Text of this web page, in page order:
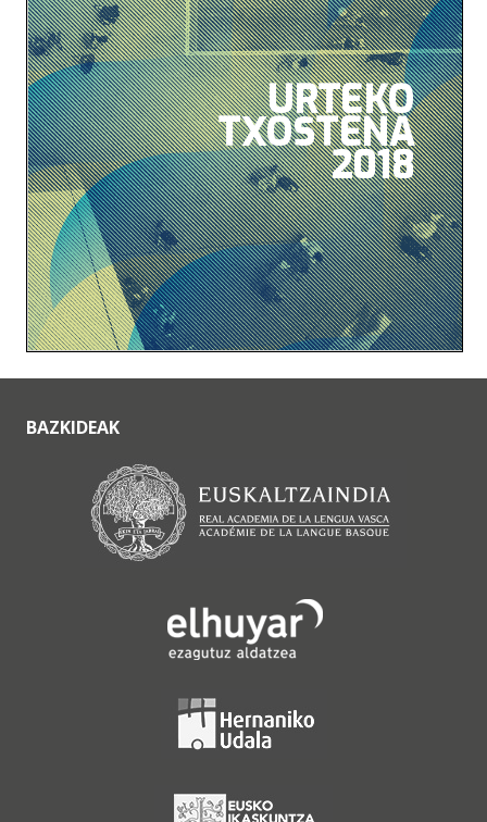
BAZKIDEAK